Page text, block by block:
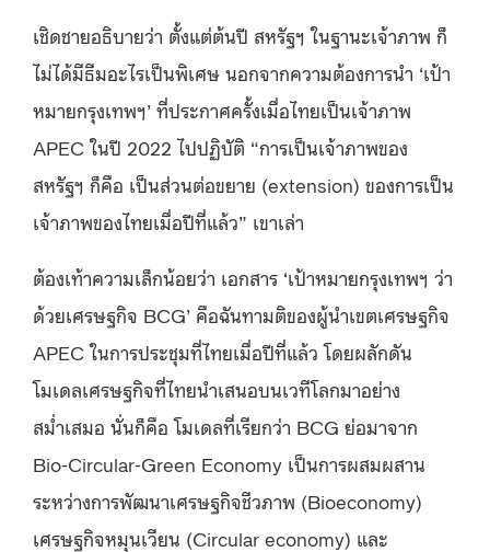
เชิดชายอธิบายว่า ตั้งแต่ต้นปี สหรัฐฯ ในฐานะเจ้าภาพ ก็
ไม่ได้มีธีมอะไรเป็นพิเศษ นอกจากความต้องการนำ ‘เป้า
หมายกรุงเทพฯ’ ที่ประกาศครั้งเมื่อไทยเป็นเจ้าภาพ
APEC ในปี 2022 ไปปฏิบัติ “การเป็นเจ้าภาพของ
สหรัฐฯ ก็คือ เป็นส่วนต่อขยาย (extension) ของการเป็น
เจ้าภาพของไทยเมื่อปีที่แล้ว” เขาเล่า
ต้องเท้าความเล็กน้อยว่า เอกสาร ‘เป้าหมายกรุงเทพฯ ว่า
ด้วยเศรษฐกิจ BCG’ คือฉันทามติของผู้นำเขตเศรษฐกิจ
APEC ในการประชุมที่ไทยเมื่อปีที่แล้ว โดยผลักดัน
โมเดลเศรษฐกิจที่ไทยนำเสนอบนเวทีโลกมาอย่าง
สม่ำเสมอ นั่นก็คือ โมเดลที่เรียกว่า BCG ย่อมาจาก
Bio-Circular-Green Economy เป็นการผสมผสาน
ระหว่างการพัฒนาเศรษฐกิจชีวภาพ (Bioeconomy)
เศรษฐกิจหมุนเวียน (Circular economy) และ